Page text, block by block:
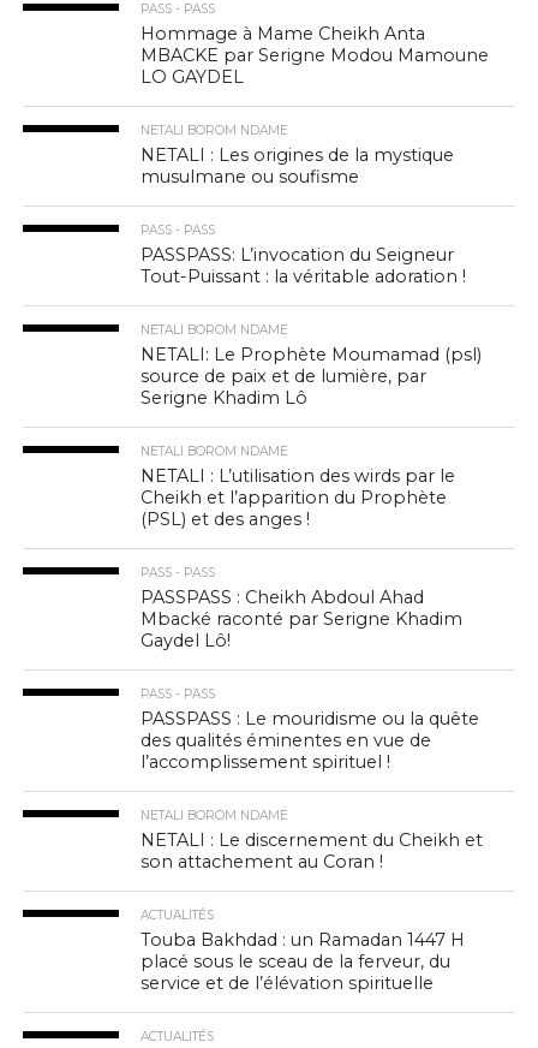
PASS - PASS
Hommage à Mame Cheikh Anta
MBACKE par Serigne Modou Mamoune
LO GAYDEL
NETALI BOROM NDAME
NETALI : Les origines de la mystique
musulmane ou soufisme
PASS - PASS
PASSPASS: L’invocation du Seigneur
Tout-Puissant : la véritable adoration !
NETALI BOROM NDAME
NETALI: Le Prophète Moumamad (psl)
source de paix et de lumière, par
Serigne Khadim Lô
NETALI BOROM NDAME
NETALI : L’utilisation des wirds par le
Cheikh et l’apparition du Prophète
(PSL) et des anges !
PASS - PASS
PASSPASS : Cheikh Abdoul Ahad
Mbacké raconté par Serigne Khadim
Gaydel Lô!
PASS - PASS
PASSPASS : Le mouridisme ou la quête
des qualités éminentes en vue de
l’accomplissement spirituel !
NETALI BOROM NDAME
NETALI : Le discernement du Cheikh et
son attachement au Coran !
ACTUALITÉS
Touba Bakhdad : un Ramadan 1447 H
placé sous le sceau de la ferveur, du
service et de l’élévation spirituelle
ACTUALITÉS